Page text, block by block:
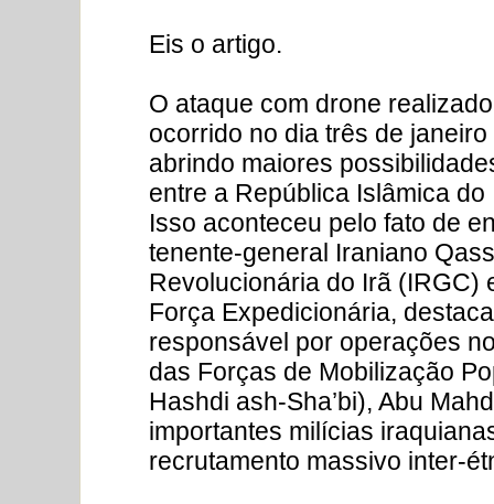
Eis o artigo.
O ataque com drone
ocorrido no dia três de
abrindo maiores
entre a República Islâmica
Isso aconteceu pelo fato de
tenente-general Iraniano
Revolucionária do Irã (IRGC)
Força Expedicionária,
responsável por operações
das Forças de Mobilização
Hashdi ash-Sha’bi), Abu
importantes milícias
recrutamento massivo inter-